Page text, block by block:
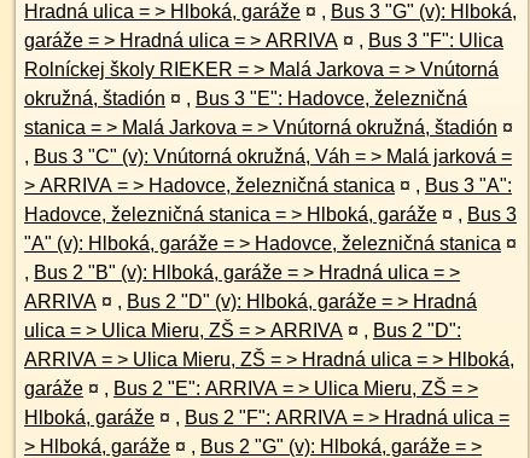
Hradná ulica = > Hlboká, garáže ¤ , Bus 3 "G" (v): Hlboká,
garáže = > Hradná ulica = > ARRIVA ¤ , Bus 3 "F": Ulica
Rolníckej školy RIEKER = > Malá Jarkova = > Vnútorná
okružná, štadión ¤ , Bus 3 "E": Hadovce, železničná
stanica = > Malá Jarkova = > Vnútorná okružná, štadión ¤
, Bus 3 "C" (v): Vnútorná okružná, Váh = > Malá jarková =
> ARRIVA = > Hadovce, železničná stanica ¤ , Bus 3 "A":
Hadovce, železničná stanica = > Hlboká, garáže ¤ , Bus 3
"A" (v): Hlboká, garáže = > Hadovce, železničná stanica ¤
, Bus 2 "B" (v): Hlboká, garáže = > Hradná ulica = >
ARRIVA ¤ , Bus 2 "D" (v): Hlboká, garáže = > Hradná
ulica = > Ulica Mieru, ZŠ = > ARRIVA ¤ , Bus 2 "D":
ARRIVA = > Ulica Mieru, ZŠ = > Hradná ulica = > Hlboká,
garáže ¤ , Bus 2 "E": ARRIVA = > Ulica Mieru, ZŠ = >
Hlboká, garáže ¤ , Bus 2 "F": ARRIVA = > Hradná ulica =
> Hlboká, garáže ¤ , Bus 2 "G" (v): Hlboká, garáže = >